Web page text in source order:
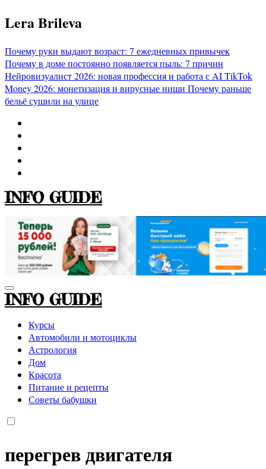
Перейти
к
Lera Brileva
Почему руки выдают возраст: 7 ежедневных привычек
Почему в доме постоянно появляется пыль: 7 причин
Нейровизуалист 2026: новая профессия и работа с AITikTok
Money 2026: монетизация и вирусные ниши Почему раньше
бельё сушили на улице
INFO GUIDE
INFO GUIDE
Курсы
Автомобили и мотоциклы
Астрология
Дом
Красота
Питание и рецепты
Советы бабушки
перегрев двигателя